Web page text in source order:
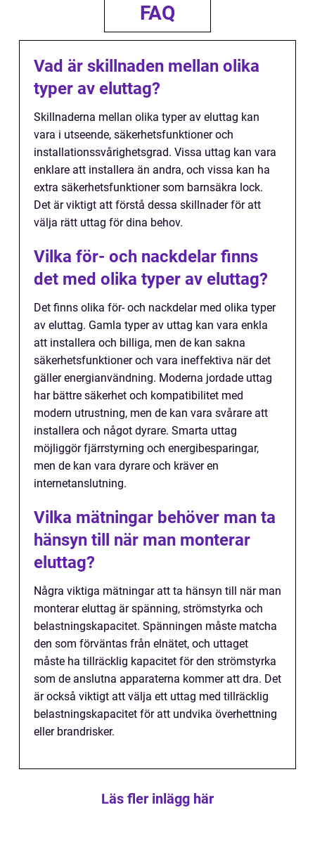
FAQ
Vad är skillnaden mellan olika
typer av eluttag?
Skillnaderna mellan olika typer av eluttag kan
vara i utseende, säkerhetsfunktioner och
installationssvårighetsgrad. Vissa uttag kan vara
enklare att installera än andra, och vissa kan ha
extra säkerhetsfunktioner som barnsäkra lock.
Det är viktigt att förstå dessa skillnader för att
välja rätt uttag för dina behov.
Vilka för- och nackdelar finns
det med olika typer av eluttag?
Det finns olika för- och nackdelar med olika typer
av eluttag. Gamla typer av uttag kan vara enkla
att installera och billiga, men de kan sakna
säkerhetsfunktioner och vara ineffektiva när det
gäller energianvändning. Moderna jordade uttag
har bättre säkerhet och kompatibilitet med
modern utrustning, men de kan vara svårare att
installera och något dyrare. Smarta uttag
möjliggör fjärrstyrning och energibesparingar,
men de kan vara dyrare och kräver en
internetanslutning.
Vilka mätningar behöver man ta
hänsyn till när man monterar
eluttag?
Några viktiga mätningar att ta hänsyn till när man
monterar eluttag är spänning, strömstyrka och
belastningskapacitet. Spänningen måste matcha
den som förväntas från elnätet, och uttaget
måste ha tillräcklig kapacitet för den strömstyrka
som de anslutna apparaterna kommer att dra. Det
är också viktigt att välja ett uttag med tillräcklig
belastningskapacitet för att undvika överhettning
eller brandrisker.
Läs fler inlägg här